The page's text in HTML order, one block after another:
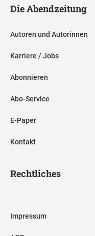
Die Abendzeitung
Autoren und Autorinnen
Karriere / Jobs
Abonnieren
Abo-Service
E-Paper
Kontakt
Rechtliches
Impressum